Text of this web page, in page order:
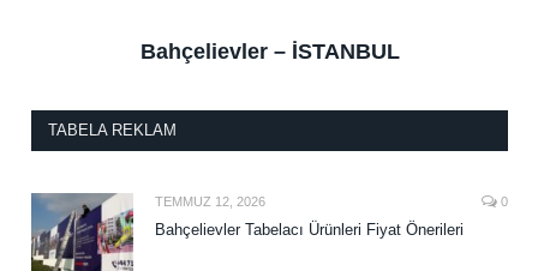
Bahçelievler – İSTANBUL
TABELA REKLAM
TEMMUZ 12, 2026 0
Bahçelievler Tabelacı Ürünleri Fiyat Önerileri